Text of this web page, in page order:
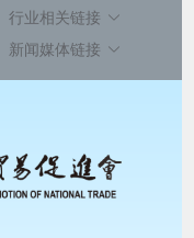
行业相关链接
新闻媒体链接